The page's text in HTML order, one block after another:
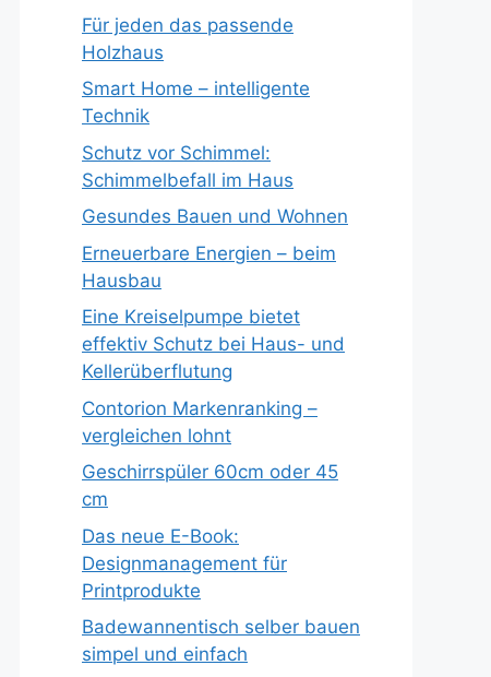
Für jeden das passende
Holzhaus
Smart Home – intelligente
Technik
Schutz vor Schimmel:
Schimmelbefall im Haus
Gesundes Bauen und Wohnen
Erneuerbare Energien – beim
Hausbau
Eine Kreiselpumpe bietet
effektiv Schutz bei Haus- und
Kellerüberflutung
Contorion Markenranking –
vergleichen lohnt
Geschirrspüler 60cm oder 45
cm
Das neue E-Book:
Designmanagement für
Printprodukte
Badewannentisch selber bauen
simpel und einfach